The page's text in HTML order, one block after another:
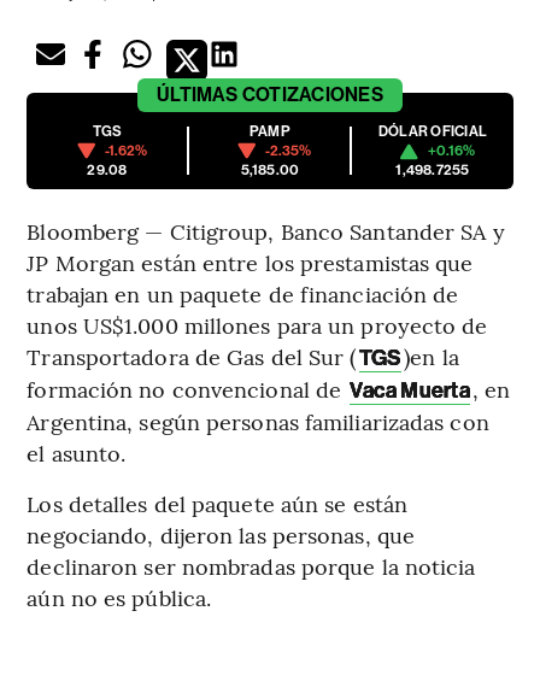
ÚLTIMAS COTIZACIONES
TGS
-1.62%
29.08
PAMP
-2.35%
5,185.00
DÓLAR OFICIAL
+0.16%
1,498.7255
Bloomberg — Citigroup, Banco Santander SA y
JP Morgan están entre los prestamistas que
trabajan en un paquete de financiación de
unos US$1.000 millones para un proyecto de
Transportadora de Gas del Sur (TGS)en la
formación no convencional de Vaca Muerta, en
Argentina, según personas familiarizadas con
el asunto.
Los detalles del paquete aún se están
negociando, dijeron las personas, que
declinaron ser nombradas porque la noticia
aún no es pública.